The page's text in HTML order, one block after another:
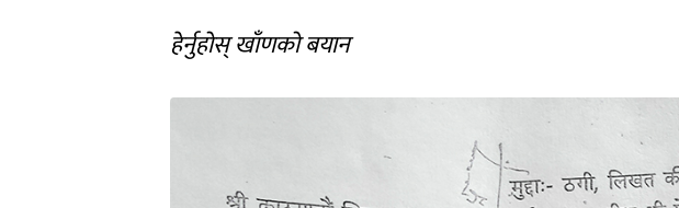
हेर्नुहोस् खाँणको बयान